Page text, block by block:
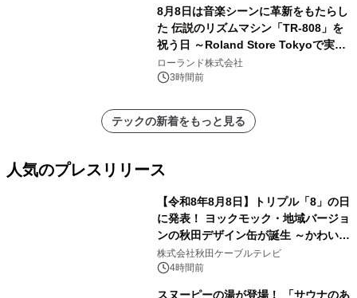
8月8日は音楽シーンに革新をもたらし
た 伝説のリズムマシン「TR-808」を
祝う日 ～Roland Store Tokyoで実機
を展示しての 記念キャンペーンを開
催 英国ラジオ「NTS」の 特別プログ
アーティストを フィーチャーしたアニ
メーションを公開～
ローランド株式会社
3時間前
テックの新着をもっと見る
人気のプレスリリース
【令和8年8月8日】トリプル「8」の日
に発表！ ヨックモック・地域バージョ
ンの秋田デザイン缶が誕生 ～かわいい
秋田犬の子犬と秋田の四季と名所を巡
るパッケージ～ 9月1日(火)秋田県内で
株式会社秋田ケーブルテレビ
4時間前
スヌーピーの湯が登場！ 「サウナのあ